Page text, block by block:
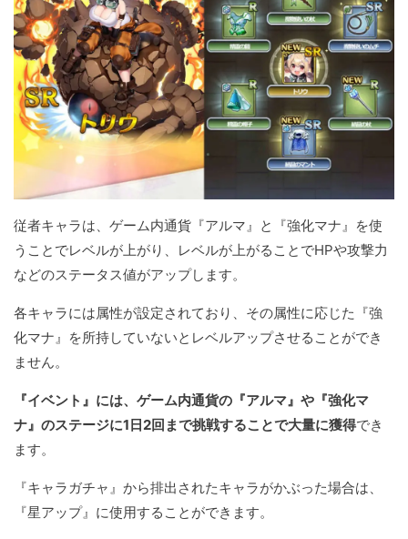
従者キャラは、ゲーム内通貨『アルマ』と『強化マナ』を使
うことでレベルが上がり、レベルが上がることでHPや攻撃力
などのステータス値がアップします。
各キャラには属性が設定されており、その属性に応じた『強
化マナ』を所持していないとレベルアップさせることができ
ません。
『イベント』には、ゲーム内通貨の『アルマ』や『強化マ
ナ』のステージに1日2回まで挑戦することで大量に獲得でき
ます。
『キャラガチャ』から排出されたキャラがかぶった場合は、
『星アップ』に使用することができます。